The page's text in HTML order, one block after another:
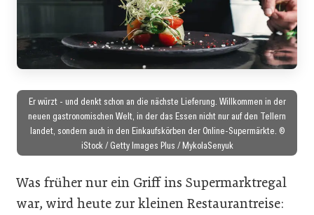
Er würzt - und denkt schon an die nächste Lieferung. Willkommen in der
neuen gastronomischen Welt, in der das Essen nicht nur auf den Tellern
landet, sondern auch in den Einkaufskörben der Online-Supermärkte. ©
iStock / Getty Images Plus / MykolaSenyuk
Was früher nur ein Griff ins Supermarktregal
war, wird heute zur kleinen Restaurantreise: